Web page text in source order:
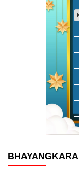
BHAYANGKARA